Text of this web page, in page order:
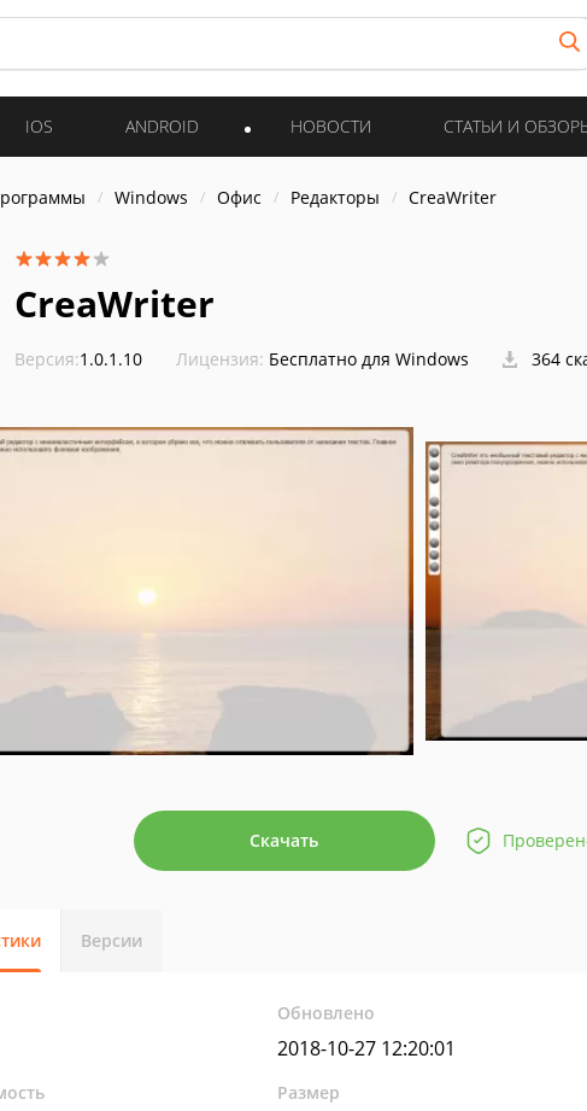
IOS ANDROID НОВОСТИ СТАТЬИ И
Windows Офис Редакторы CreaWriter
CreaWriter
Версия:1.0.1.10 Лицензия: Бесплатно для Windows 364
Скачать
Версии
Обновлено
2018-10-27 12:20:01
Размер